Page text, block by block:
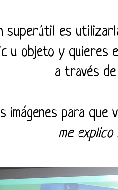
superútil es
u objeto y quieres
a través
imágenes para que
me explico